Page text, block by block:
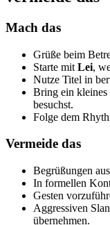
Mach das
Grüße beim
Starte mit Lei,
Nutze Titel in
Bring ein kleines
besuchst.
Folge dem
Vermeide das
Begrüßungen
In formellen
Gesten
Aggressiven
übernehmen.